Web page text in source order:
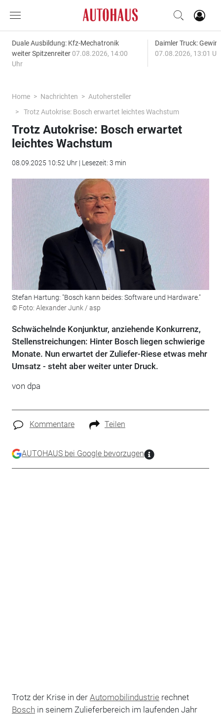
Duale Ausbildung: Kfz-Mechatronik
weiter Spitzenreiter 07.08.2026, 14:00
Uhr
Daimler Truck:
07.08.2026, 13:01
Home Nachrichten
Autohersteller
Trotz Autokrise: Bosch erwartet leichtes Wachstum
Trotz Autokrise: Bosch erwartet
leichtes Wachstum
08.09.2025 10:52 Uhr | Lesezeit: 3 min
Stefan Hartung: "Bosch kann beides: Software und Hardware."
© Foto: Alexander Junk / asp
Schwächelnde Konjunktur, anziehende Konkurrenz,
Stellenstreichungen: Hinter Bosch liegen schwierige
Monate. Nun erwartet der Zuliefer-Riese etwas mehr
Umsatz - steht aber weiter unter Druck.
von dpa
Kommentare Teilen
AUTOHAUS bei Google bevorzugen
Trotz der Krise in der Automobilindustrie rechnet
Bosch in seinem Zulieferbereich im laufenden Jahr